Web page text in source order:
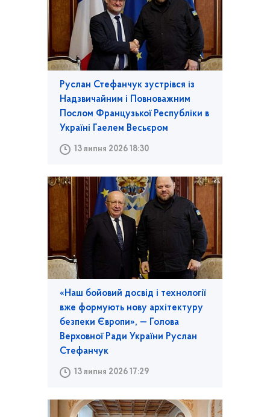
Руслан Стефанчук зустрівся із
Надзвичайним і Повноважним
Послом Французької Республіки в
Україні Гаелем Весьєром
13 липня 2026 18:30
«Наш бойовий досвід і технології
вже формують нову архітектуру
безпеки Європи», — Голова
Верховної Ради України Руслан
Стефанчук
13 липня 2026 17:29